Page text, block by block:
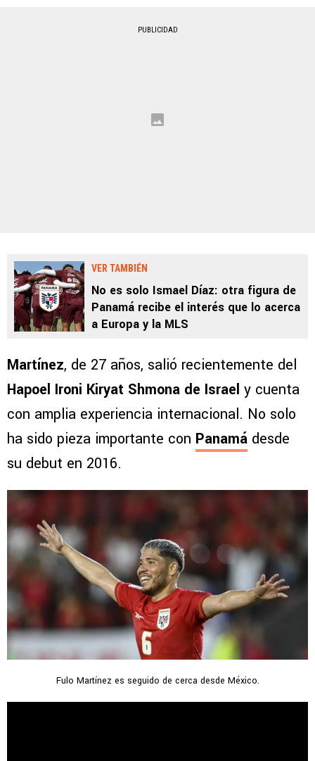
PUBLICIDAD
VER TAMBIÉN
No es solo Ismael Díaz: otra figura de
Panamá recibe el interés que lo acerca
a Europa y la MLS
Martínez, de 27 años, salió recientemente del
Hapoel Ironi Kiryat Shmona de Israel y cuenta
con amplia experiencia internacional. No solo
ha sido pieza importante con Panamá desde
su debut en 2016.
Fulo Martínez es seguido de cerca desde México.